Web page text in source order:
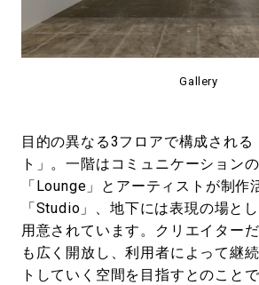
Gallery
目的の異なる3フロアで構成される
ト」。一階はコミュニケーション
「Lounge」とアーティストが制作
「Studio」、地下には表現の場と
用意されています。クリエイター
も広く開放し、利用者によって継
トしていく空間を目指すとのことで